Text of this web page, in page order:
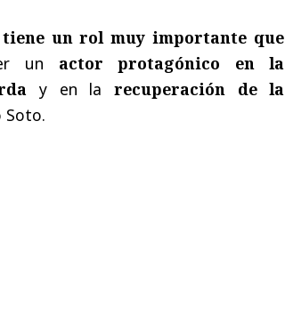
un rol muy importante que
un actor protagónico en la
y en la recuperación de la
Soto.